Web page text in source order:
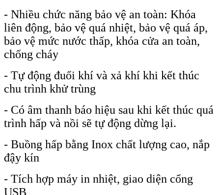
- Nhiều chức năng bảo vệ an toàn: Khóa
liên động, bảo vệ quá nhiệt, bảo vệ quá áp,
bảo vệ mức nước thấp, khóa cửa an toàn,
chống cháy
- Tự động đuổi khí và xả khí khi kết thúc
chu trình khử trùng
- Có âm thanh báo hiệu sau khi kết thúc quá
trình hấp và nồi sẽ tự động dừng lại.
- Buồng hấp bằng Inox chất lượng cao, nắp
đậy kín
- Tích hợp máy in nhiệt, giao diện cổng
USB